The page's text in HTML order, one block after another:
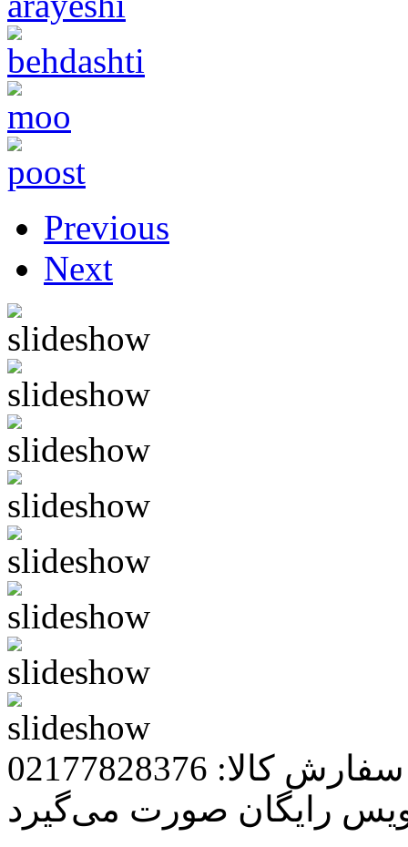
Previous
Next
کالا: 02177828376
رایگان صورت می‌گیرد